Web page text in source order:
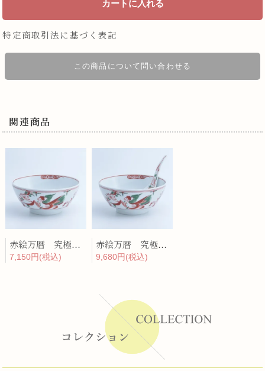
特定商取引法に基づく表記
この商品について問い合わせる
関連商品
赤絵万暦 究極のラーメン鉢
7,150円(税込)
赤絵万暦 究極のラーメン鉢レンゲセット
9,680円(税込)